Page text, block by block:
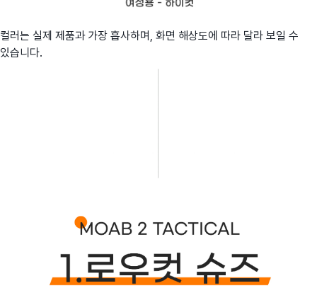
컬러는 실제 제품과 가장 흡사하며, 화면 해상도에 따라 달라 보일 수
있습니다.